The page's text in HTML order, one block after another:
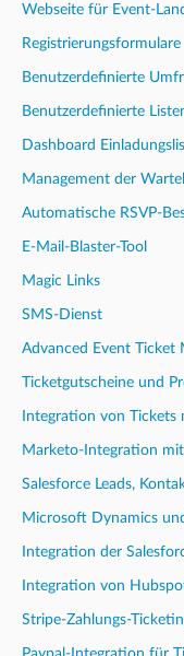
Webseite für Event-
Registrierungsformulare
Benutzerdefinierte
Benutzerdefinierte
Dashboard
Management der
Automatische RSVP-
E-Mail-Blaster-Tool
Magic Links
SMS-Dienst
Advanced Event Ticket
Ticketgutscheine und
Integration von Tickets
Marketo-Integration mit
Salesforce Leads,
Microsoft Dynamics
Integration der
Integration von
Stripe-Zahlungs-